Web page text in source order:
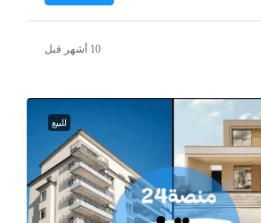
للبيع